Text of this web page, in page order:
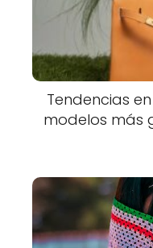
Tendencias
modelos más